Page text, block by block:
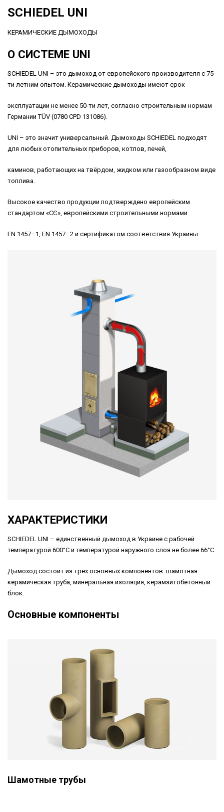
SCHIEDEL UNI
КЕРАМИЧЕСКИЕ ДЫМОХОДЫ
О СИСТЕМЕ UNI
SCHIEDEL UNI – это дымоход от европейского производителя с 75-
ти летним опытом. Керамические дымоходы имеют срок
эксплуатации не менее 50-ти лет, cогласно строительным нормам
Германии TÜV (0780 CPD 131086).
UNI – это значит универсальный. Дымоходы SCHIEDEL подходят
для любых отопительных приборов, котлов, печей,
каминов, работающих на твёрдом, жидком или газообразном виде
топлива.
Высокое качество продукции подтверждено европейским
стандартом «CЄ», европейскими строительными нормами
EN 1457–1, EN 1457–2 и сертификатом соответствия Украины.
ХАРАКТЕРИСТИКИ
SCHIEDEL UNI – единственный дымоход в Украине с рабочей
температурой 600°С и температурой наружного слоя не более 66°С.
Дымоход состоит из трёх основных компонентов: шамотная
керамическая труба, минеральная изоляция, керамзитобетонный
блок.
Основные компоненты
Шамотные трубы